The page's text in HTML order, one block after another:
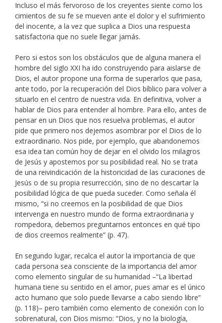
Incluso el más fervoroso de los creyentes siente como los
cimientos de su fe se mueven ante el dolor y el sufrimiento
del inocente, a la vez que suplica a Dios una respuesta
satisfactoria que no suele llegar jamás.
Pero si estos son los obstáculos que de alguna manera el
hombre del siglo XXI ha ido construyendo para aislarse de
Dios, el autor propone una forma de superarlos que pasa,
ante todo, por la recuperación del Dios bíblico para volver a
situarlo en el centro de nuestra vida. En definitiva, volver a
hablar de Dios para entender al hombre. Para ello, antes de
pensar en un Dios que nos resuelva problemas, el autor
pide que primero nos dejemos asombrar por el Dios de lo
extraordinario. Nos pide, por ejemplo, que abandonemos
esa idea tan común hoy de dejar en el olvido los milagros
de Jesús y apostemos por su posibilidad real. No se trata
de una reivindicación de la historicidad de las curaciones de
Jesús o de su propia resurrección, sino de no descartar la
posibilidad lógica de que pueda suceder. Como señala él
mismo, “si no creemos en la posibilidad de que Dios
intervenga en nuestro mundo de forma extraordinaria y
rompedora, debemos preguntarnos entonces en qué tipo
de dios creemos realmente” (p. 47).
En segundo lugar, recalca el autor la importancia de que
cada persona sea consciente de la importancia del amor
como elemento singular de su humanidad –“La libertad
humana tiene su sentido en el amor, pues amar es el único
acto humano que solo puede llevarse a cabo siendo libre”
(p. 118)– pero también como elemento de conexión con lo
sobrenatural, con Dios mismo: “Dios, y no la biología,